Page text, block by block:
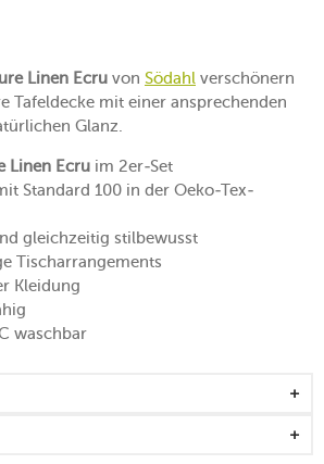
Linen Ecru von Södahl verschönern
Tafeldecke mit einer ansprechenden
Glanz.
Linen Ecru im 2er-Set
Standard 100 in der Oeko-Tex-
gleichzeitig stilbewusst
Tischarrangements
Kleidung
waschbar